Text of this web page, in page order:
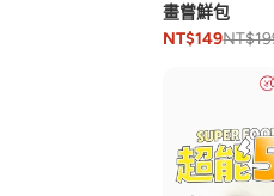
畫嘗鮮包
NT$149